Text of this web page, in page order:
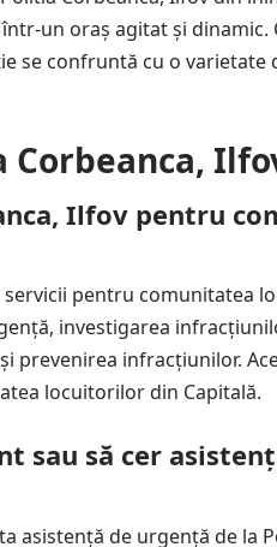
un oraș agitat și dinamic.
se confruntă cu o varietate
Ilfov pentru
pentru comunitatea
investigarea
prevenirea infracțiunilor.
locuitorilor din Capitală.
sau să cer
asistență de urgență de la